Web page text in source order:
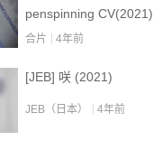
penspinning CV(2021)
合片 4年前
[JEB] 咲 (2021)
JEB（日本） 4年前